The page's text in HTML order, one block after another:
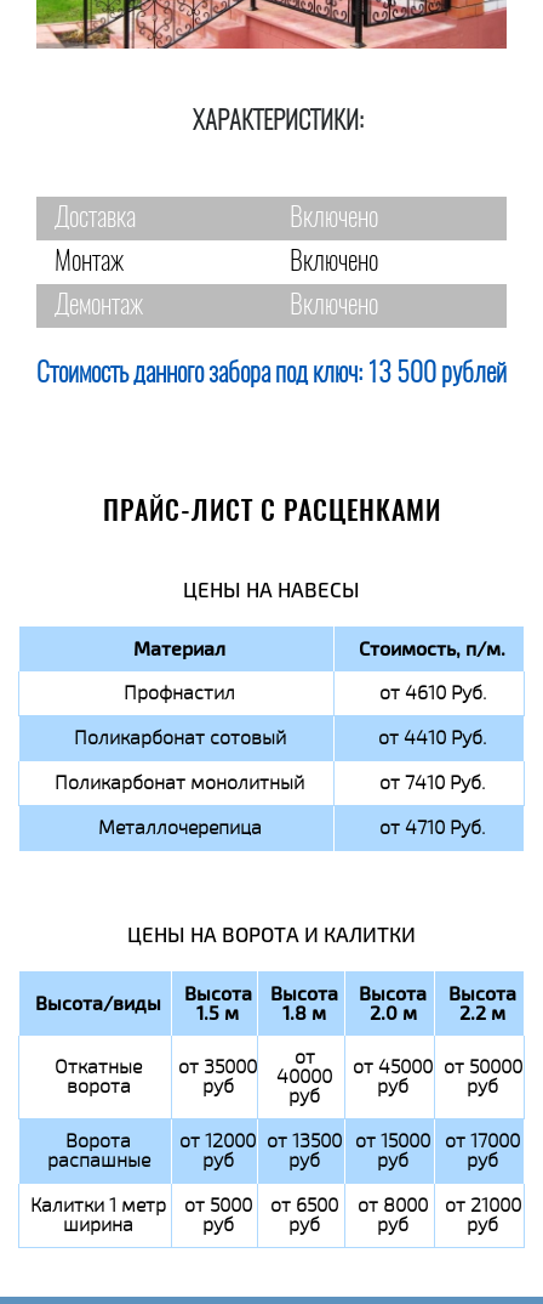
ХАРАКТЕРИСТИКИ:
Доставка
Включено
Монтаж
Включено
Демонтаж
Включено
Стоимость данного забора под ключ: 13 500 рублей
ПРАЙС-ЛИСТ С РАСЦЕНКАМИ
ЦЕНЫ НА НАВЕСЫ
Материал Стоимость, п/м.
Профнастил
от 4610 Руб.
Поликарбонат сотовый
от 4410 Руб.
Поликарбонат монолитный
от 7410 Руб.
Металлочерепица
от 4710 Руб.
ЦЕНЫ НА ВОРОТА И КАЛИТКИ
Высота/виды Высота
1.5 м
Высота
1.8 м
Высота
2.0 м
Высота
2.2 м
Откатные
ворота
от 35000
руб
от
40000
руб
от 45000
руб
от 50000
руб
Ворота
распашные
от 12000
руб
от 13500
руб
от 15000
руб
от 17000
руб
Калитки 1 метр
ширина
от 5000
руб
от 6500
руб
от 8000
руб
от 21000
руб